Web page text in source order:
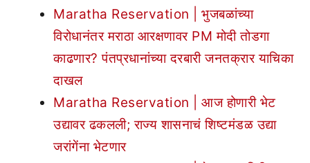
Maratha Reservation | भुजबळांच्या
विरोधानंतर मराठा आरक्षणावर PM मोदी तोडगा
काढणार? पंतप्रधानांच्या दरबारी जनतक्रार याचिका
दाखल
Maratha Reservation | आज होणारी भेट
उद्यावर ढकलली; राज्य शासनाचं शिष्टमंडळ उद्या
जरांगेंना भेटणार